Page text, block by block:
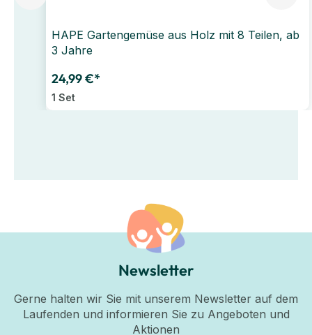
HAPE Gartengemüse aus Holz mit 8 Teilen, ab
3 Jahre
24,99 €*
1 Set
Newsletter
Gerne halten wir Sie mit unserem Newsletter auf dem
Laufenden und informieren Sie zu Angeboten und
Aktionen